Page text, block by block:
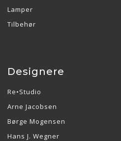
Lamper
Tilbehør
Designere
Re•Studio
Arne Jacobsen
Børge Mogensen
Hans J. Wegner